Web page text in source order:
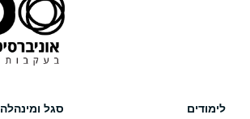
לימודים
סגל ומינהלה